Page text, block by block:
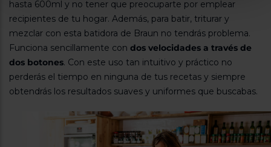
hasta 600ml y no tener que preocuparte por emplear
recipientes de tu hogar. Además, para batir, triturar y
mezclar con esta batidora de Braun no tendrás problema.
Funciona sencillamente con dos velocidades a través de
dos botones. Con este uso tan intuitivo y práctico no
perderás el tiempo en ninguna de tus recetas y siempre
obtendrás los resultados suaves y uniformes que buscabas.